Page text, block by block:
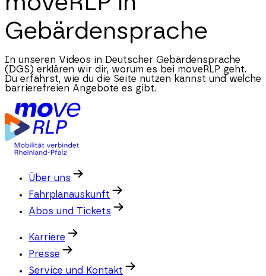
Gebärdensprache
In unseren Videos in Deutscher Gebärdensprache
(DGS) erklären wir dir, worum es bei moveRLP geht.
Du erfährst, wie du die Seite nutzen kannst und welche
barrierefreien Angebote es gibt.
Über uns
Fahrplanauskunft
Abos und Tickets
Karriere
Presse
Service und Kontakt